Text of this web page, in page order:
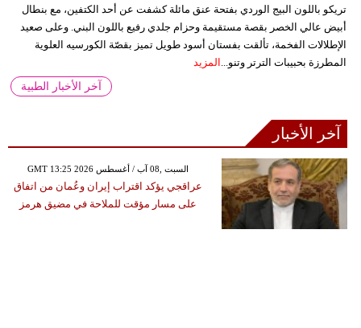
تريكو باللون البيج الوردي بفتحة عنق مائلة كشفت عن أحد الكتفين، مع بنطال
أبيض عالي الخصر بقصة مستقيمة وحزام جلدي رفيع باللون البني. وعلى صعيد
الإطلالات الفخمة، تألقت بفستان أسود طويل تميز بقصّة الكورسيه العلوية
المطرزة بحبيبات الترتر وتنو... المزيد
آخر الأخبار الطبية
آخر الأخبار
GMT 13:25 2026 السبت ,08 آب / أغسطس
عراقجي يؤكد اقتراب إيران وعُمان من اتفاق
على مسار مؤقت للملاحة في مضيق هرمز